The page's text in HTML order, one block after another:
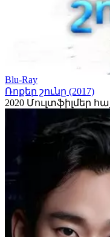
Blu-Ray
Ռոքեր շունը (2017)
2020 Մուլտֆիլմեր